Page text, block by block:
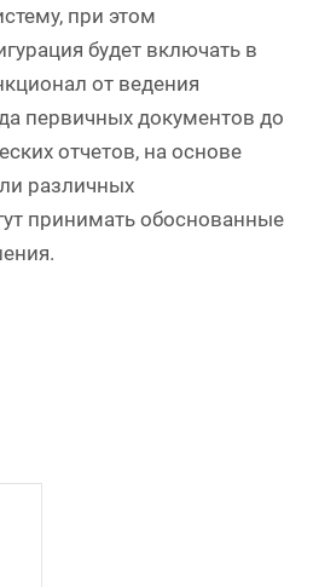
при этом
будет включать в
от ведения
первичных документов до
отчетов, на основе
различных
принимать обоснованные